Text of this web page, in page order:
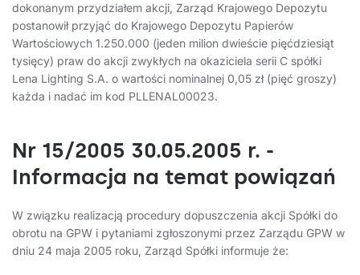
dokonanym przydziałem akcji, Zarząd Krajowego Depozytu
postanowił przyjąć do Krajowego Depozytu Papierów
Wartościowych 1.250.000 (jeden milion dwieście pięćdziesiąt
tysięcy) praw do akcji zwykłych na okaziciela serii C spółki
Lena Lighting S.A. o wartości nominalnej 0,05 zł (pięć groszy)
każda i nadać im kod PLLENAL00023.
Nr 15/2005 30.05.2005 r. -
Informacja na temat powiązań
W związku realizacją procedury dopuszczenia akcji Spółki do
obrotu na GPW i pytaniami zgłoszonymi przez Zarządu GPW w
dniu 24 maja 2005 roku, Zarząd Spółki informuje że: